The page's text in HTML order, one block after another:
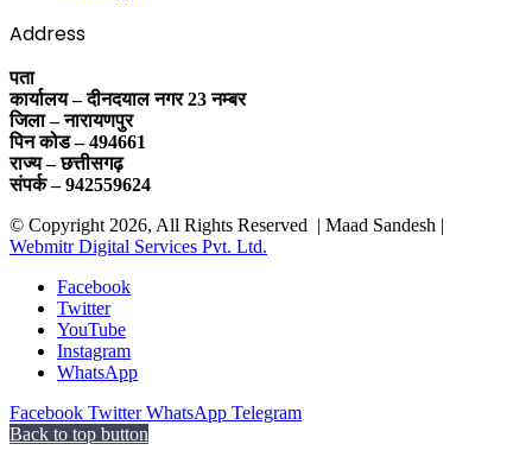
Address
पता
कार्यालय – दीनदयाल नगर 23 नम्बर
जिला – नारायणपुर
पिन कोड – 494661
राज्य – छत्तीसगढ़
संपर्क – 942559624
© Copyright 2026, All Rights Reserved | Maad Sandesh |
Webmitr Digital Services Pvt. Ltd.
Facebook
Twitter
YouTube
Instagram
WhatsApp
Facebook Twitter WhatsApp Telegram
Back to top button